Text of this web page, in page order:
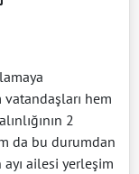
vatandaşları hem
2
da bu durumdan
ailesi yerleşim